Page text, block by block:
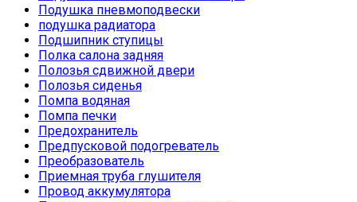
Подушка пневмоподвески
подушка радиатора
Подшипник ступицы
Полка салона задняя
Полозья сдвижной двери
Полозья сиденья
Помпа водяная
Помпа печки
Предохранитель
Предпусковой подогреватель
Преобразователь
Приемная труба глушителя
Провод аккумулятора